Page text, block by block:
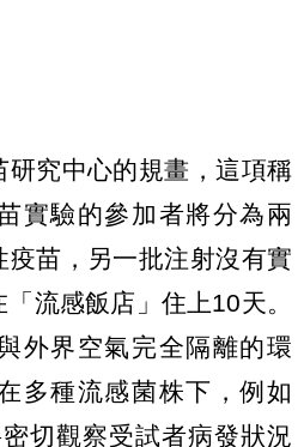
研究中心的規畫，這項稱
實驗的參加者將分為兩
苗，另一批注射沒有實
流感飯店」住上10天。
外界空氣完全隔離的環
多種流感菌株下，例如
切觀察受試者病發狀況